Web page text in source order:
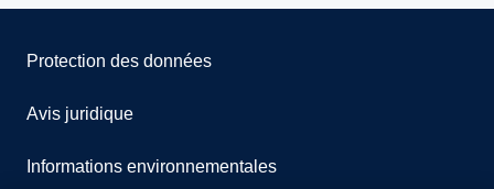
Protection des données
Avis juridique
Informations environnementales